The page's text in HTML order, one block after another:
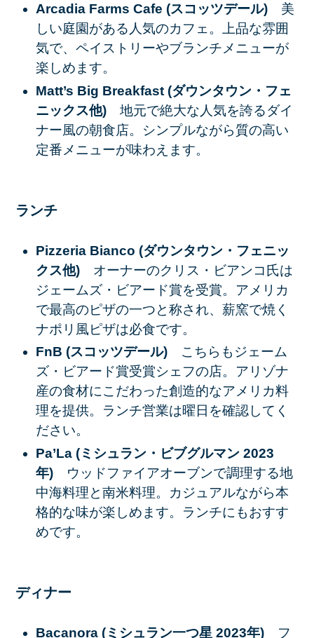
Arcadia Farms Cafe (スコッツデール) 美
しい庭園がある人気のカフェ。上品な雰囲
気で、ペイストリーやブランチメニューが
楽しめます。
Matt’s Big Breakfast (ダウンタウン・フェ
ニックス他) 地元で絶大な人気を誇るダイ
ナー風の朝食店。シンプルながら質の高い
定番メニューが味わえます。
ランチ
Pizzeria Bianco (ダウンタウン・フェニッ
クス他) オーナーのクリス・ビアンコ氏は
ジェームズ・ビアード賞を受賞。アメリカ
で最高のピザの一つと称され、薪窯で焼く
ナポリ風ピザは必食です。
FnB (スコッツデール)
こちらもジェーム
ズ・ビアード賞受賞シェフの店。アリゾナ
産の食材にこだわった創造的なアメリカ料
理を提供。ランチ営業は曜日を確認してく
ださい。
Pa’La (ミシュラン・ビブグルマン 2023
年)
ウッドファイアオーブンで調理する地
中海料理と南米料理。カジュアルながら本
格的な味が楽しめます。ランチにもおすす
めです。
ディナー
Bacanora (ミシュラン一つ星 2023年)
フ